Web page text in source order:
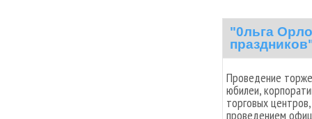
"0льга
Проведение
юбилеи,
торговых
проведением